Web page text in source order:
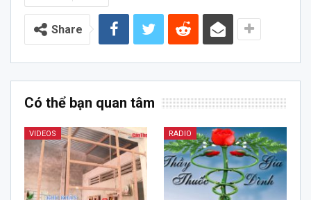
Share
Có thể bạn quan tâm
VIDEOS RADIO